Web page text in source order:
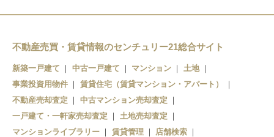
金田一温泉
不動産売買・賃貸情報のセンチュリー21総合サイト
新築一戸建て 中古一戸建て マンション
土地
事業投資用物件
賃貸住宅（賃貸マンション・アパート）
不動産売却査定
中古マンション売却査定
一戸建て・一軒家売却査定
土地売却査定
マンションライブラリー
賃貸管理
店舗検索